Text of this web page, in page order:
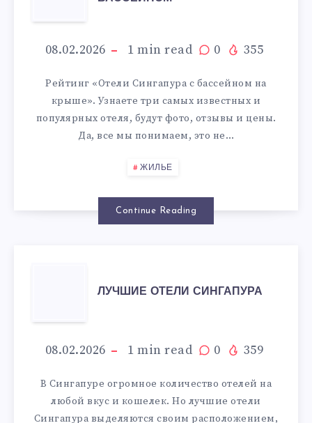
СИНГАПУРА
С
БАССЕЙНОМ
08.02.2026 1 min read 0 355
Рейтинг «Отели Сингапура с бассейном на
крыше». Узнаете три самых известных и
популярных отеля, будут фото, отзывы и цены.
Да, все мы понимаем, это не…
ЖИЛЬЕ
Continue Reading
ЛУЧШИЕ
ОТЕЛИ
СИНГАПУРА
ЛУЧШИЕ ОТЕЛИ СИНГАПУРА
08.02.2026 1 min read 0 359
В Сингапуре огромное количество отелей на
любой вкус и кошелек. Но лучшие отели
Сингапура выделяются своим расположением,